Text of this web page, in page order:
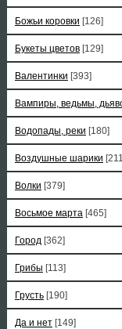
Божьи коровки [126]
Букеты цветов [129]
Валентинки [393]
Вампиры, ведьмы,
Водопады, реки [180]
Воздушные шарики
Волки [379]
Восьмое марта [465]
Город [362]
Грибы [113]
Грусть [190]
Да и нет [149]